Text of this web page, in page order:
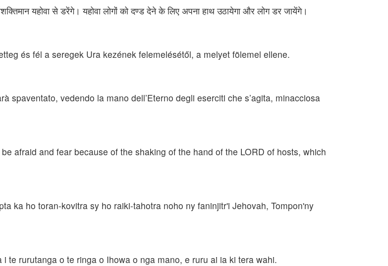
यहोवा से डरेंगे। यहोवा लोगों को दण्ड देने के लिए अपना हाथ उठायेगा और लोग डर जायेंगे।
és fél a seregek Ura kezének felemelésétől, a melyet fölemel ellene.
spaventato, vedendo la mano dell’Eterno degli eserciti che s’agita, minacciosa
afraid and fear because of the shaking of the hand of the LORD of hosts, which
ka ho toran-kovitra sy ho raiki-tahotra noho ny faninjitr'i Jehovah, Tompon'ny
te rurutanga o te ringa o Ihowa o nga mano, e ruru ai ia ki tera wahi.